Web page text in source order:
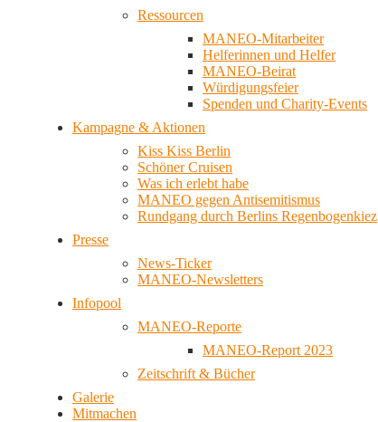
Ressourcen
MANEO-Mitarbeiter
Helferinnen und Helfer
MANEO-Beirat
Würdigungsfeier
Spenden und Charity-Events
Kampagne & Aktionen
Kiss Kiss Berlin
Schöner Cruisen
Was ich erlebt habe
MANEO gegen Antisemitismus
Rundgang durch Berlins Regenbogenkiez
Presse
News-Ticker
MANEO-Newsletters
Infopool
MANEO-Reporte
MANEO-Report 2023
Zeitschrift & Bücher
Galerie
Mitmachen